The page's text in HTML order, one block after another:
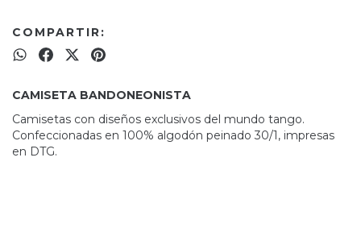
COMPARTIR:
CAMISETA BANDONEONISTA
Camisetas con diseños exclusivos del mundo tango.
Confeccionadas en 100% algodón peinado 30/1, impresas
en DTG.